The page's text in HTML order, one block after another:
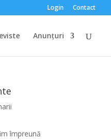
Login Contact
Anunțuri
împreună